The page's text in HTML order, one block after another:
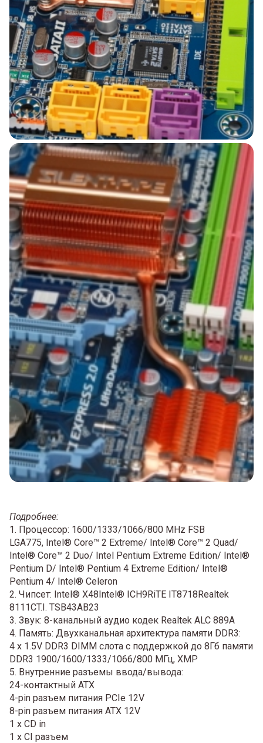
Подробнее:
1. Процессор: 1600/1333/1066/800 MHz FSB
LGA775, Intel® Core™ 2 Extreme/ Intel® Core™ 2 Quad/
Intel® Core™ 2 Duo/ Intel Pentium Extreme Edition/ Intel®
Pentium D/ Intel® Pentium 4 Extreme Edition/ Intel®
Pentium 4/ Intel® Celeron
2. Чипсет: Intel® X48Intel® ICH9RiTE IT8718Realtek
8111CT.I. TSB43AB23
3. Звук: 8-канальный аудио кодек Realtek ALC 889A
4. Память: Двухканальная архитектура памяти DDR3:
4 x 1.5V DDR3 DIMM слота с поддержкой до 8Гб памяти
DDR3 1900/1600/1333/1066/800 МГц, XMP
5. Внутренние разъемы ввода/вывода:
24-контактный ATX
4-pin разъем питания PCIe 12V
8-pin разъем питания ATX 12V
1 x CD in
1 x CI разъем